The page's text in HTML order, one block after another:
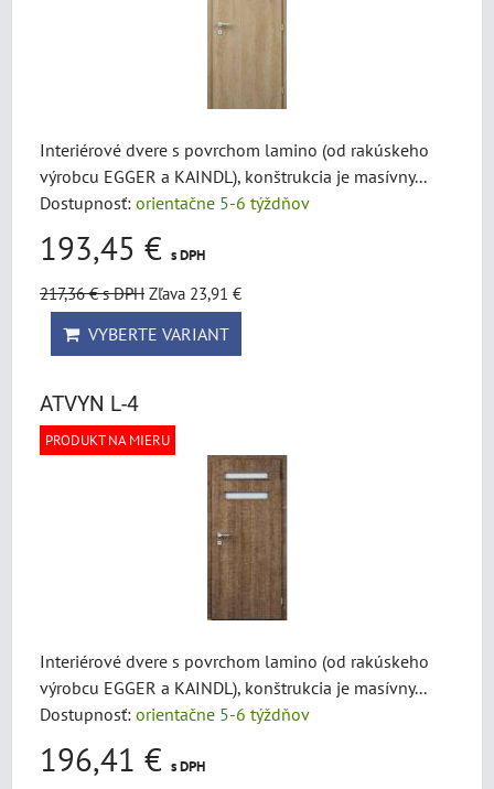
Interiérové dvere s povrchom lamino (od rakúskeho
výrobcu EGGER a KAINDL), konštrukcia je masívny...
Dostupnosť: orientačne 5-6 týždňov
193,45 € s DPH
217,36 €s DPH Zľava 23,91 €
VYBERTE VARIANT
ATVYN L-4
PRODUKT NA MIERU
Interiérové dvere s povrchom lamino (od rakúskeho
výrobcu EGGER a KAINDL), konštrukcia je masívny...
Dostupnosť: orientačne 5-6 týždňov
196,41 € s DPH